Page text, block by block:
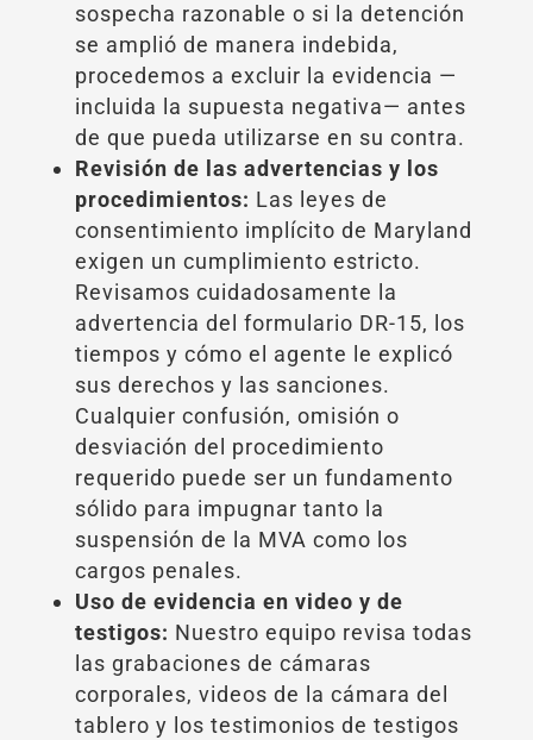
sospecha razonable o si la detención
se amplió de manera indebida,
procedemos a excluir la evidencia —
incluida la supuesta negativa— antes
de que pueda utilizarse en su contra.
Revisión de las advertencias y los
procedimientos: Las leyes de
consentimiento implícito de Maryland
exigen un cumplimiento estricto.
Revisamos cuidadosamente la
advertencia del formulario DR-15, los
tiempos y cómo el agente le explicó
sus derechos y las sanciones.
Cualquier confusión, omisión o
desviación del procedimiento
requerido puede ser un fundamento
sólido para impugnar tanto la
suspensión de la MVA como los
cargos penales.
Uso de evidencia en video y de
testigos: Nuestro equipo revisa todas
las grabaciones de cámaras
corporales, videos de la cámara del
tablero y los testimonios de testigos